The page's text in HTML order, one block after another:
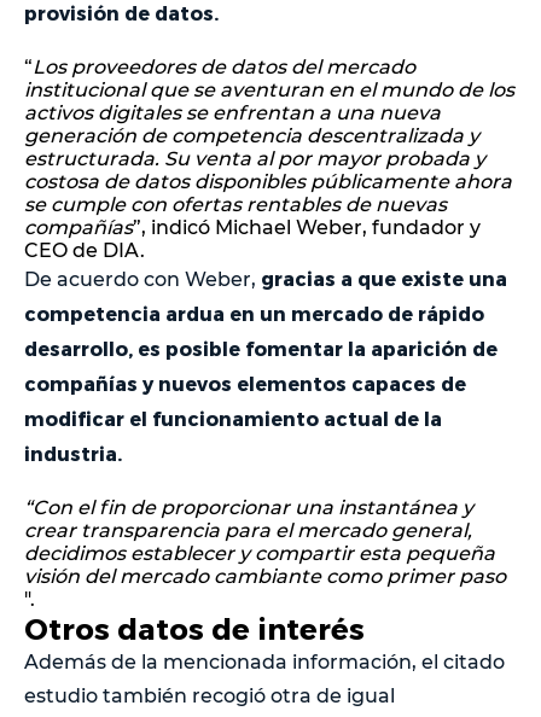
provisión de datos.
“Los proveedores de datos del mercado
institucional que se aventuran en el mundo de los
activos digitales se enfrentan a una nueva
generación de competencia descentralizada y
estructurada. Su venta al por mayor probada y
costosa de datos disponibles públicamente ahora
se cumple con ofertas rentables de nuevas
compañías”, indicó Michael Weber, fundador y
CEO de DIA.
De acuerdo con Weber, gracias a que existe una
competencia ardua en un mercado de rápido
desarrollo, es posible fomentar la aparición de
compañías y nuevos elementos capaces de
modificar el funcionamiento actual de la
industria.
“Con el fin de proporcionar una instantánea y
crear transparencia para el mercado general,
decidimos establecer y compartir esta pequeña
visión del mercado cambiante como primer paso
".
Otros datos de interés
Además de la mencionada información, el citado
estudio también recogió otra de igual